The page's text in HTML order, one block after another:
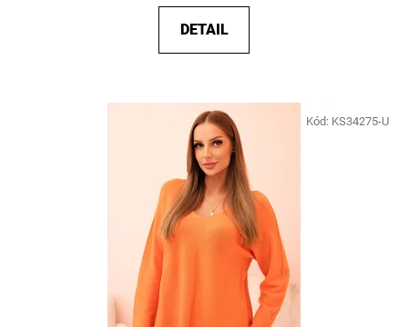
DETAIL
Kód: KS34275-U